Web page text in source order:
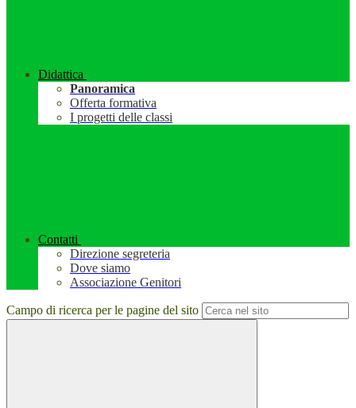
Didattica
Panoramica
Offerta formativa
I progetti delle classi
Contatti
Direzione segreteria
Dove siamo
Associazione Genitori
Campo di ricerca per le pagine del sito